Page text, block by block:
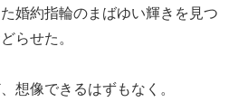
婚約指輪のまばゆい輝きを見つ
らせた。
想像できるはずもなく。